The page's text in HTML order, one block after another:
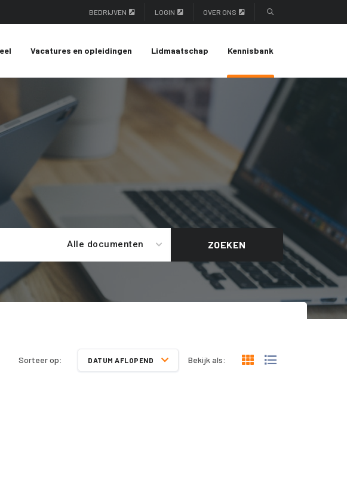
BEDRIJVEN LOGIN OVER ONS
Vacatures en opleidingen Lidmaatschap Kennisbank
Alle documenten ZOEKEN
Sorteer op: DATUM AFLOPEND Bekijk als: